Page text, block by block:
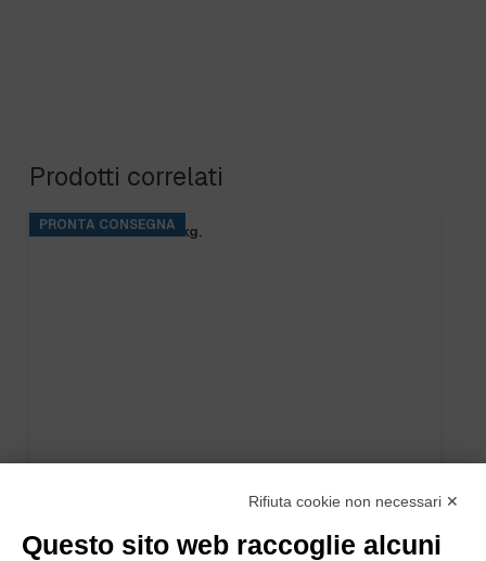
Prodotti correlati
PRONTA CONSEGNA
BASE RINS S2 ta.5 kg.
Rifiuta cookie non necessari ✕
Questo sito web raccoglie alcuni